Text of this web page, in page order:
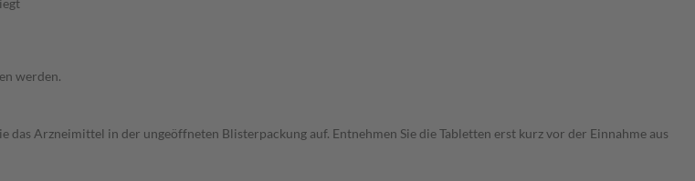
werden.
das Arzneimittel in der ungeöffneten Blisterpackung auf. Entnehmen Sie die Tabletten erst kurz vor der Einnahme aus